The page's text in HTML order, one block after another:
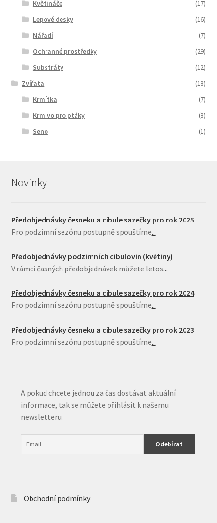
Květináče
(17)
Lepové desky
(16)
Nářadí
(7)
Ochranné prostředky
(29)
Substráty
(12)
Zvířata
(18)
Krmítka
(7)
Krmivo pro ptáky
(8)
Seno
(1)
Novinky
Předobjednávky česneku a cibule sazečky pro rok 2025
Pro podzimní sezónu postupně spouštíme...
Předobjednávky podzimních cibulovin (květiny)
V rámci časných předobjednávek můžete letos...
Předobjednávky česneku a cibule sazečky pro rok 2024
Pro podzimní sezónu postupně spouštíme...
Předobjednávky česneku a cibule sazečky pro rok 2023
Pro podzimní sezónu postupně spouštíme...
A pokud chcete jednou za čas dostávat aktuální
informace, tak se můžete přihlásit k našemu
newsletteru.
Obchodní podmínky